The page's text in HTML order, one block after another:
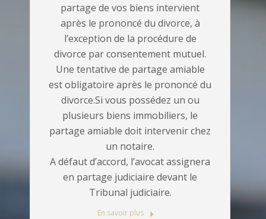
partage de vos biens intervient
après le prononcé du divorce, à
l’exception de la procédure de
divorce par consentement mutuel.
Une tentative de partage amiable
est obligatoire après le prononcé du
divorce.Si vous possédez un ou
plusieurs biens immobiliers, le
partage amiable doit intervenir chez
un notaire.
A défaut d’accord, l’avocat assignera
en partage judiciaire devant le
Tribunal judiciaire.
En savoir plus